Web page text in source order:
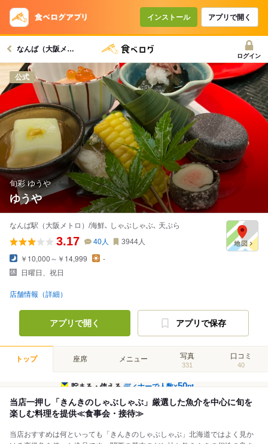
インストール アプリで開く
なんば（大阪メトロ）駅グルメへ
ログイン
公式
旬彩 ゆうや
ゆうや
なんば駅（大阪メトロ）/海鮮､ しゃぶしゃぶ､ 天ぷら
3.17 40人 3944人
￥10,000～￥14,999
-
日曜日、祝日
店舗情報（詳細）
アプリで開く アプリで保存
トップ 座席 メニュー 写真
331
口コミ
40
貯まる・使えるディナーで人数×50pt
当店一押し「きんきのしゃぶしゃぶ」厳選した魚介を中心に旬を
楽しむ料理を提供≪食事会・接待≫
当店おすすめは何といっても「きんきのしゃぶしゃぶ」北海道ではよく見か